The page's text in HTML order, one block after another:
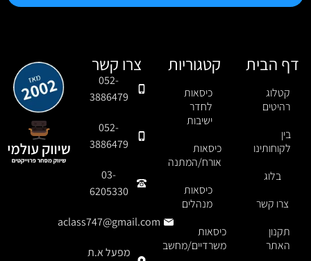
צרו קשר
052-
3886479
052-
3886479
03-
6205330
aclass747@gmail.com
מפעל א.ת
קטגוריות
כיסאות
לחדר
ישיבות
כיסאות
אורח/המתנה
כיסאות
מנהלים
כיסאות
משרדיים/מחשב
דף הבית
קטלוג
רהיטים
בין
לקוחותינו
בלוג
צרו קשר
תקנון
האתר